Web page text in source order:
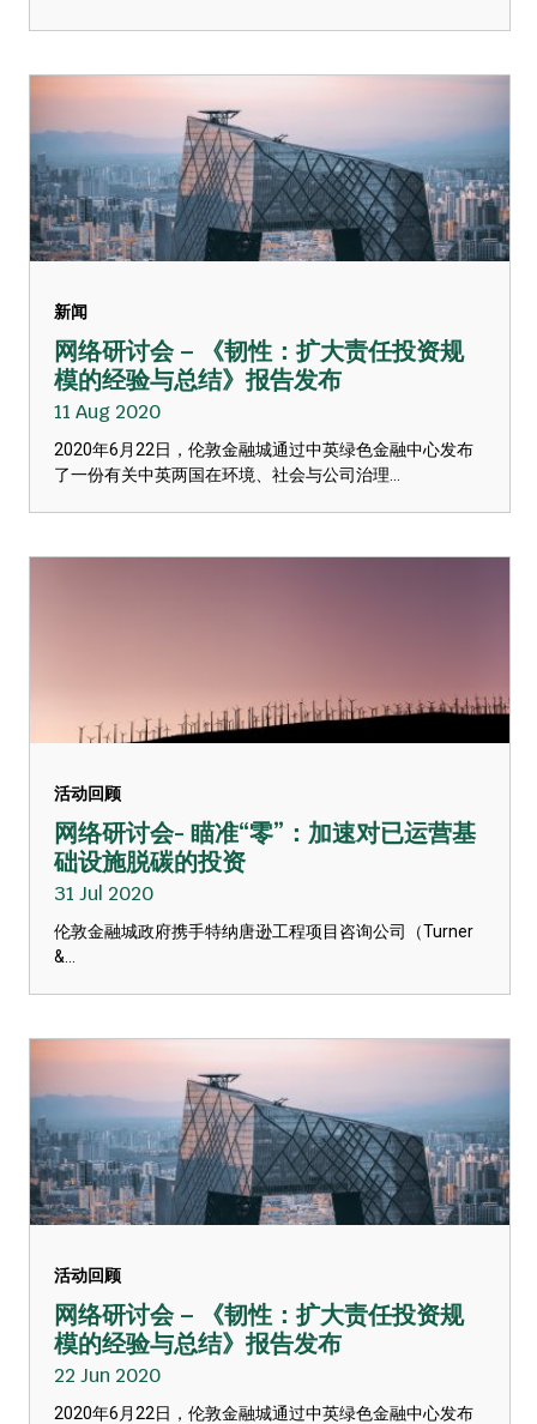
新闻
网络研讨会 – 《韧性：扩大责任投资规
模的经验与总结》报告发布
11 Aug 2020
2020年6月22日，伦敦金融城通过中英绿色金融中心发布
了一份有关中英两国在环境、社会与公司治理...
活动回顾
网络研讨会- 瞄准“零”：加速对已运营基
础设施脱碳的投资
31 Jul 2020
伦敦金融城政府携手特纳唐逊工程项目咨询公司（Turner
&...
活动回顾
网络研讨会 – 《韧性：扩大责任投资规
模的经验与总结》报告发布
22 Jun 2020
2020年6月22日，伦敦金融城通过中英绿色金融中心发布